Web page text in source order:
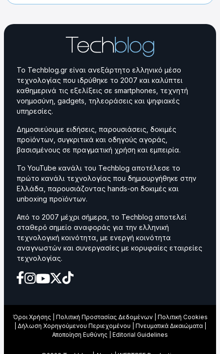
Το Techblog.gr είναι ανεξάρτητο ελληνικό μέσο
τεχνολογίας που ιδρύθηκε το 2007 και καλύπτει
καθημερινά τις εξελίξεις σε smartphones, τεχνητή
νοημοσύνη, gadgets, τηλεοράσεις και ψηφιακές
υπηρεσίες.
Δημοσιεύουμε ειδήσεις, παρουσιάσεις, δοκιμές
προϊόντων, συγκριτικά και οδηγούς αγοράς,
βασισμένους σε πραγματική χρήση και εμπειρία.
Το YouTube κανάλι του Techblog αποτέλεσε το
πρώτο κανάλι τεχνολογίας που δημιουργήθηκε στην
Ελλάδα, παρουσιάζοντας hands-on δοκιμές και
unboxing προϊόντων.
Από το 2007 μέχρι σήμερα, το Techblog αποτελεί
σταθερό σημείο αναφοράς για την ελληνική
τεχνολογική κοινότητα, με ενεργή κοινότητα
αναγνωστών και συνεργασίες με κορυφαίες εταιρείες
τεχνολογίας.
Όροι Χρήσης Πολιτική Προστασίας Δεδομένων| Πολιτική Cookies
Δήλωση Χορηγούμενου Περιεχομένου Πνευματικά Δικαιώματα|
Αποποίηση Ευθύνης
Editorial Guidelines